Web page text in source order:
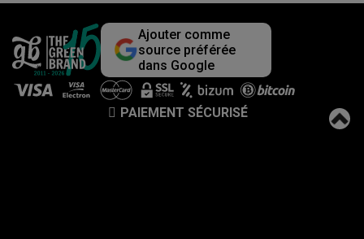
Ajouter comme
source préférée
dans Google
PAIEMENT SÉCURISÉ